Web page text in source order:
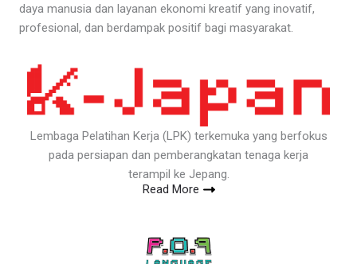
daya manusia dan layanan ekonomi kreatif yang inovatif,
profesional, dan berdampak positif bagi masyarakat.
Lembaga Pelatihan Kerja (LPK) terkemuka yang berfokus
pada persiapan dan pemberangkatan tenaga kerja
terampil ke Jepang.
Read More